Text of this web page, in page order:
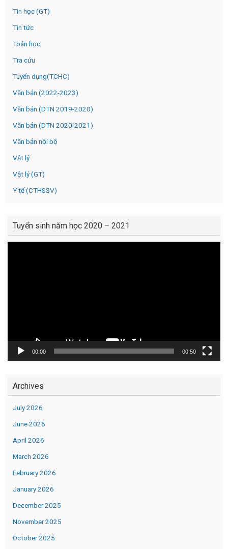
Tin học (GT)
Tin tức
Toán học
Tra cứu
Tuyển dụng(TCHC)
Văn bản (2022-2023)
Văn bản (DTN 2019-2020)
Văn bản (DTN 2020-2021)
Văn bản nội bộ
Vật lý
Vật lý (GT)
Y tế (CTHSSV)
Tuyển sinh năm học 2020 – 2021
00:00 00:50
Archives
July 2026
June 2026
April 2026
March 2026
February 2026
January 2026
December 2025
November 2025
October 2025